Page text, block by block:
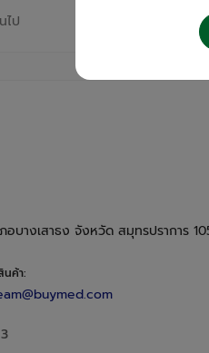
ไป
บางเสาธง จังหวัด สมุทรปราการ
นค้า: